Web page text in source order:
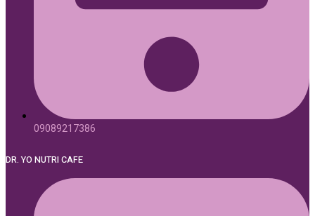
09089217386
DR. YO NUTRI CAFE